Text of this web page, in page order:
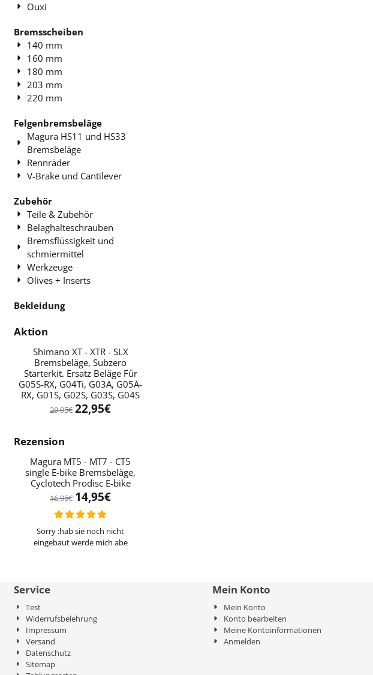
Ouxi
Bremsscheiben
140 mm
160 mm
180 mm
203 mm
220 mm
Felgenbremsbeläge
Magura HS11 und HS33
Bremsbeläge
Rennräder
V-Brake und Cantilever
Zubehör
Teile & Zubehör
Belaghalteschrauben
Bremsflüssigkeit und
schmiermittel
Werkzeuge
Olives + Inserts
Bekleidung
Aktion
Shimano XT - XTR - SLX
Bremsbeläge, Subzero
Starterkit. Ersatz Beläge Für
G05S-RX, G04Ti, G03A, G05A-
RX, G01S, G02S, G03S, G04S
29,95€ 22,95€
Rezension
Magura MT5 - MT7 - CT5
single E-bike Bremsbeläge,
Cyclotech Prodisc E-bike
16,95€ 14,95€
Sorry :hab sie noch nicht
eingebaut werde mich abe
Service
Test
Widerrufsbelehrung
Impressum
Versand
Datenschutz
Sitemap
Mein Konto
Mein Konto
Konto bearbeiten
Meine Kontoinformationen
Anmelden